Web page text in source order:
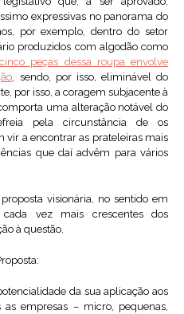
expressivas no panorama do
por exemplo, dentro do setor
produzidos com algodão como
peças dessa roupa envolve
, sendo, por isso, eliminável do
por isso, a coragem subjacente à
uma alteração notável do
pela circunstância de os
vir a encontrar as prateleiras mais
que daí advêm para vários
visionária, no sentido em
vez mais crescentes dos
à questão.
da sua aplicação aos
empresas – micro, pequenas,